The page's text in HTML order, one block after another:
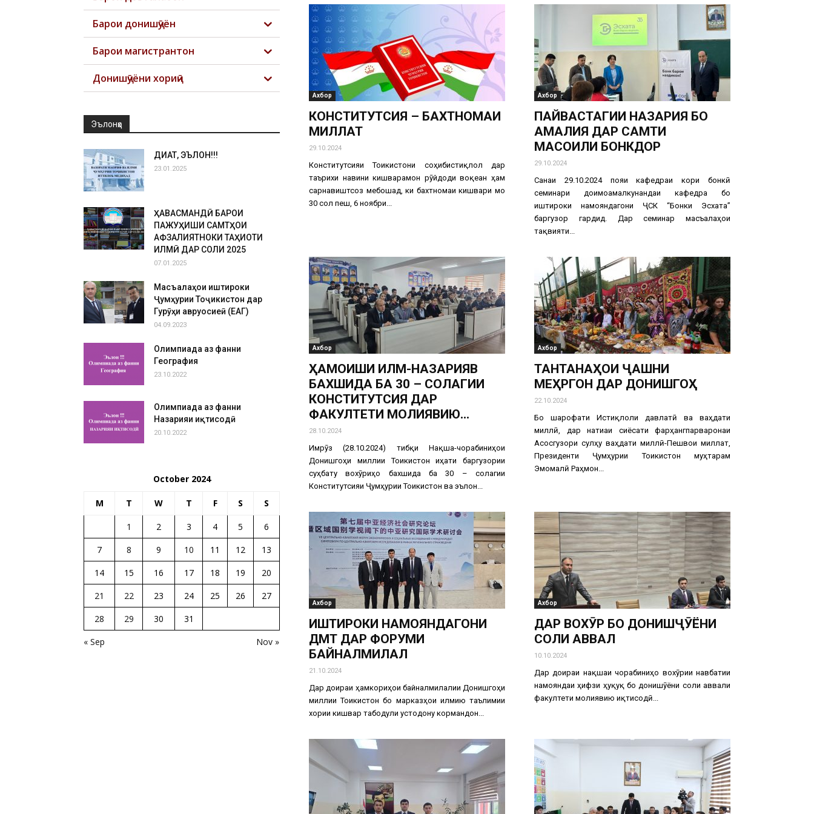
Тоҷикистон
Ахбор
КОНСТИТУТСИЯ – БАХТНОМАИ
МИЛЛАТ
29.10.2024
Конститутсияи Тоҷикистони соҳибистиқлол дар
таърихи навини кишварамон рӯйдоди воқеан ҳам
сарнавиштсоз мебошад, ки бахтномаи кишвари мо
30 сол пеш, 6 ноябри...
Ахбор
ПАЙВАСТАГИИ НАЗАРИЯ БО
АМАЛИЯ ДАР САМТИ
МАСОИЛИ БОНКДОРӢ
29.10.2024
Санаи 29.10.2024 пояи кафедраи кори бонкӣ
семинари доимоамалкунандаи кафедра бо
иштироки намояндагони ҶСК “Бонки Эсхата”
баргузор гардид. Дар семинар масъалаҳои
тақвияти...
Ахбор
ҲАМОИШИ ИЛМӢ-НАЗАРИЯВӢ
БАХШИДА БА 30 – СОЛАГИИ
КОНСТИТУТСИЯ ДАР
ФАКУЛТЕТИ МОЛИЯВИЮ...
28.10.2024
Имрӯз (28.10.2024) тибқи Нақша-чорабиниҳои
Донишгоҳи миллии Тоҷикистон ҷиҳати баргузории
суҳбату вохӯриҳо бахшида ба 30 – солагии
Конститутсияи Ҷумҳурии Тоҷикистон ва эълон...
Ахбор
ТАНТАНАҲОИ ҶАШНИ
МЕҲРГОН ДАР ДОНИШГОҲ
22.10.2024
Бо шарофати Истиқлоли давлатӣ ва ваҳдати
миллӣ, дар натиҷаи сиёсати фарҳангпарваронаи
Асосгузори сулҳу ваҳдати миллӣ-Пешвои миллат,
Президенти Ҷумҳурии Тоҷикистон муҳтарам
Эмомалӣ Раҳмон...
Ахбор
ИШТИРОКИ НАМОЯНДАГОНИ
ДМТ ДАР ФОРУМИ
БАЙНАЛМИЛАЛӢ
21.10.2024
Дар доираи ҳамкориҳои байналмилалии Донишгоҳи
миллии Тоҷикистон бо марказҳои илмию таълимии
хориҷи кишвар табодули устодону кормандон...
Ахбор
ДАР ВОХӮРӢ БО ДОНИШҶӮЁНИ
СОЛИ АВВАЛ
10.10.2024
Дар доираи нақшаи чорабиниҳо вохӯрии навбатии
намояндаи ҳифзи ҳуқуқ бо донишҷӯёни соли аввали
факултети молиявию иқтисодӣ...
Барои донишҷӯён
Барои магистрантон
Донишҷӯёни хориҷӣ
Эълонҳо
ДИҚҚАТ, ЭЪЛОН!!!
23.01.2025
ҲАВАСМАНДӢ БАРОИ
ПАЖУҲИШИ САМТҲОИ
АФЗАЛИЯТНОКИ ТАҲҚИҚОТИ
ИЛМӢ ДАР СОЛИ 2025
07.01.2025
Масъалаҳои иштироки
Ҷумҳурии Тоҷикистон дар
Гурӯҳи авруосиеӣ (ЕАГ)
04.09.2023
Олимпиада аз фанни
География
23.10.2022
Олимпиада аз фанни
Назарияи иқтисодӣ
20.10.2022
October 2024
M T W T F S S
« Sep Nov »
1 2 3 4 5
6
7
8 9 10 11 12
13
14
15 16 17 18 19
20
21
22 23 24 25 26
27
28
29 30 31